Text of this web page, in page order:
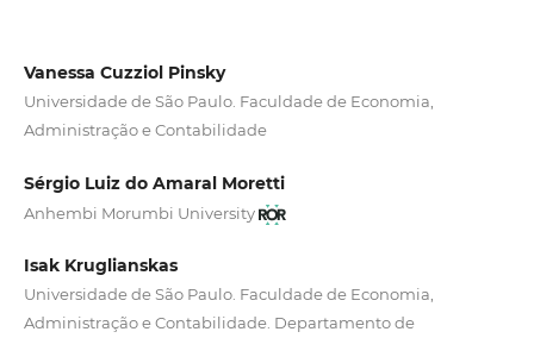
Vanessa Cuzziol Pinsky
Universidade de São Paulo. Faculdade de Economia,
Administração e Contabilidade
Sérgio Luiz do Amaral Moretti
Anhembi Morumbi University
Isak Kruglianskas
Universidade de São Paulo. Faculdade de Economia,
Administração e Contabilidade. Departamento de